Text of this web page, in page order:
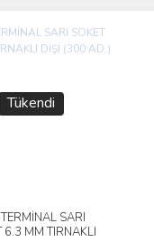
Tükendi
SARI
6.3 MM TIRNAKLI
İncele